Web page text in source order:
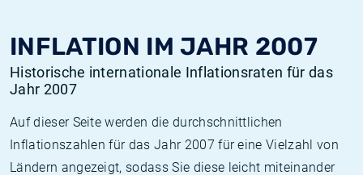
INFLATION IM JAHR 2007
Historische internationale Inflationsraten für das
Jahr 2007
Auf dieser Seite werden die durchschnittlichen
Inflationszahlen für das Jahr 2007 für eine Vielzahl von
Ländern angezeigt, sodass Sie diese leicht miteinander